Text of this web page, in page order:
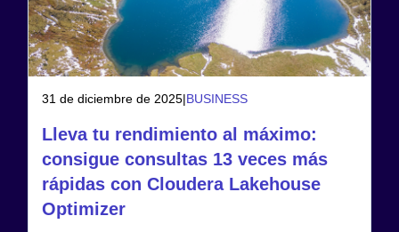
31 de diciembre de 2025|BUSINESS
Lleva tu rendimiento al máximo:
consigue consultas 13 veces más
rápidas con Cloudera Lakehouse
Optimizer